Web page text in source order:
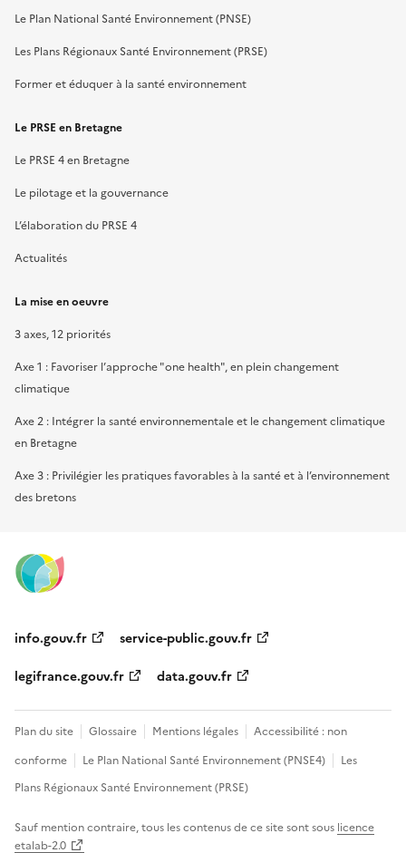
Le Plan National Santé Environnement (PNSE)
Les Plans Régionaux Santé Environnement (PRSE)
Former et éduquer à la santé environnement
Le PRSE en Bretagne
Le PRSE 4 en Bretagne
Le pilotage et la gouvernance
L’élaboration du PRSE 4
Actualités
La mise en oeuvre
3 axes, 12 priorités
Axe 1 : Favoriser l’approche "one health", en plein changement
climatique
Axe 2 : Intégrer la santé environnementale et le changement climatique
en Bretagne
Axe 3 : Privilégier les pratiques favorables à la santé et à l’environnement
des bretons
info.gouv.fr
service-public.gouv.fr
legifrance.gouv.fr
data.gouv.fr
Plan du site Glossaire Mentions légales
Accessibilité : non
conforme
Le Plan National Santé Environnement (PNSE4)
Les
Plans Régionaux Santé Environnement (PRSE)
Sauf mention contraire, tous les contenus de ce site sont sous licence
etalab-2.0